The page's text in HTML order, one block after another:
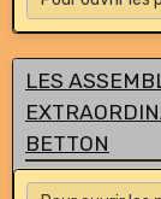
LES
BETTON